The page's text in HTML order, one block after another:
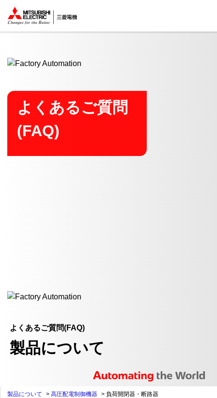
ここから本文
よくあるご質問
(FAQ)
よくあるご質問(FAQ)
製品について
製品について > 高圧配電制御機器 > 負荷開閉器・断路器